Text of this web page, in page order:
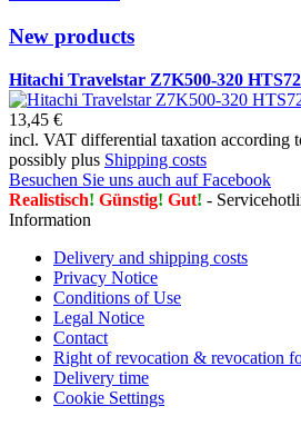
New products
Hitachi Travelstar Z7K500-320
13,45 €
incl. VAT differential taxation according
possibly plus Shipping costs
Besuchen Sie uns auch auf Facebook
Realistisch! Günstig! Gut! -
Information
Delivery and shipping costs
Privacy Notice
Conditions of Use
Legal Notice
Contact
Right of revocation & revocation
Delivery time
Cookie Settings